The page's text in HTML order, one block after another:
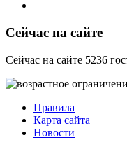
Сейчас на сайте
Сейчас на сайте 5236
Правила
Карта сайта
Новости